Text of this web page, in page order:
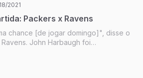
2021
Packers x Ravens
chance [de jogar domingo]", disse o
John Harbaugh foi